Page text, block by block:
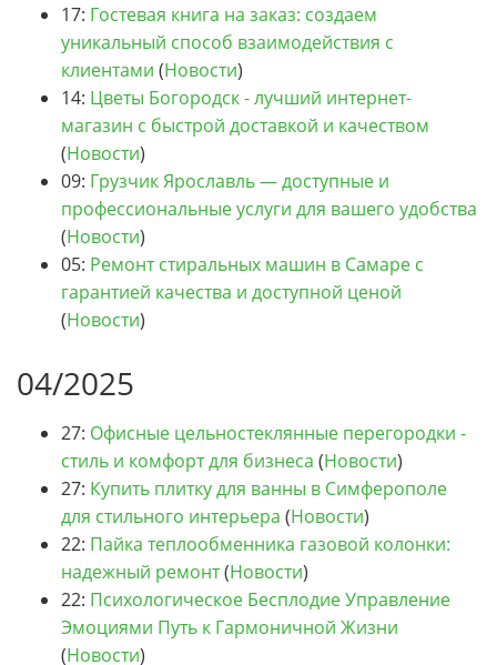
17: Гостевая книга на заказ: создаем
уникальный способ взаимодействия с
клиентами (Новости)
14: Цветы Богородск - лучший интернет-
магазин с быстрой доставкой и качеством
(Новости)
09: Грузчик Ярославль — доступные и
профессиональные услуги для вашего удобства
(Новости)
05: Ремонт стиральных машин в Самаре с
гарантией качества и доступной ценой
(Новости)
04/2025
27: Офисные цельностеклянные перегородки -
стиль и комфорт для бизнеса (Новости)
27: Купить плитку для ванны в Симферополе
для стильного интерьера (Новости)
22: Пайка теплообменника газовой колонки:
надежный ремонт(Новости)
22: Психологическое Бесплодие Управление
Эмоциями Путь к Гармоничной Жизни
(Новости)